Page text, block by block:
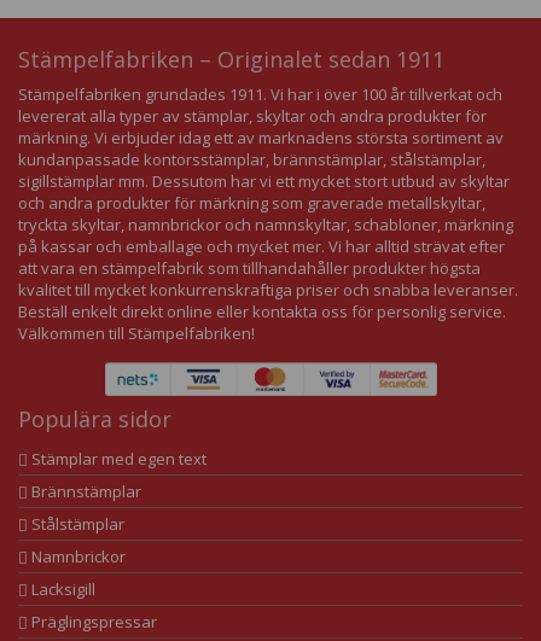
Stämpelfabriken – Originalet sedan 1911
Stämpelfabriken grundades 1911. Vi har i över 100 år tillverkat och
levererat alla typer av stämplar, skyltar och andra produkter för
märkning. Vi erbjuder idag ett av marknadens största sortiment av
kundanpassade kontorsstämplar, brännstämplar, stålstämplar,
sigillstämplar mm. Dessutom har vi ett mycket stort utbud av skyltar
och andra produkter för märkning som graverade metallskyltar,
tryckta skyltar, namnbrickor och namnskyltar, schabloner, märkning
på kassar och emballage och mycket mer. Vi har alltid strävat efter
att vara en stämpelfabrik som tillhandahåller produkter högsta
kvalitet till mycket konkurrenskraftiga priser och snabba leveranser.
Beställ enkelt direkt online eller kontakta oss för personlig service.
Välkommen till Stämpelfabriken!
Populära sidor
Stämplar med egen text
Brännstämplar
Stålstämplar
Namnbrickor
Lacksigill
Präglingspressar